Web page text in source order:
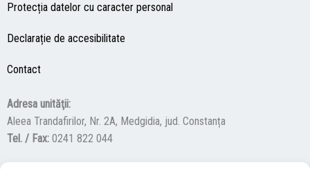
Protecția datelor cu caracter personal
Declarație de accesibilitate
Contact
Adresa unităţii:
Aleea Trandafirilor, Nr. 2A, Medgidia, jud. Constanța
Tel. / Fax: 0241 822 044